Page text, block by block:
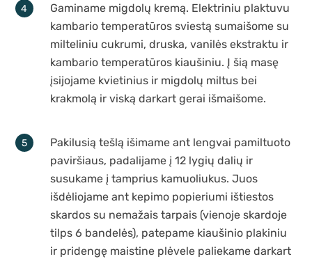
Gaminame migdolų kremą. Elektriniu plaktuvu
kambario temperatūros sviestą sumaišome su
milteliniu cukrumi, druska, vanilės ekstraktu ir
kambario temperatūros kiaušiniu. Į šią masę
įsijojame kvietinius ir migdolų miltus bei
krakmolą ir viską darkart gerai išmaišome.
Pakilusią tešlą išimame ant lengvai pamiltuoto
paviršiaus, padalijame į 12 lygių dalių ir
susukame į tamprius kamuoliukus. Juos
išdėliojame ant kepimo popieriumi ištiestos
skardos su nemažais tarpais (vienoje skardoje
tilps 6 bandelės), patepame kiaušinio plakiniu
ir pridengę maistine plėvele paliekame darkart